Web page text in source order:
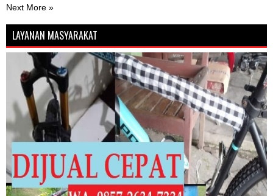
Next More »
LAYANAN MASYARAKAT